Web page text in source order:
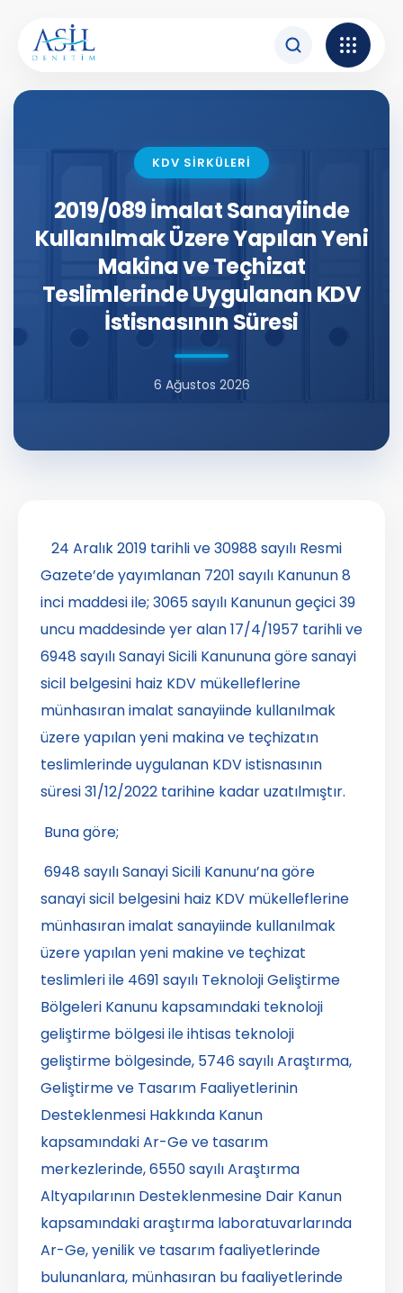
KDV SİRKÜLERİ
2019/089 İmalat Sanayiinde
Kullanılmak Üzere Yapılan Yeni
Makina ve Teçhizat
Teslimlerinde Uygulanan KDV
İstisnasının Süresi
6 Ağustos 2026
24 Aralık 2019 tarihli ve 30988 sayılı Resmi
Gazete’de yayımlanan 7201 sayılı Kanunun 8
inci maddesi ile; 3065 sayılı Kanunun geçici 39
uncu maddesinde yer alan 17/4/1957 tarihli ve
6948 sayılı Sanayi Sicili Kanununa göre sanayi
sicil belgesini haiz KDV mükelleflerine
münhasıran imalat sanayiinde kullanılmak
üzere yapılan yeni makina ve teçhizatın
teslimlerinde uygulanan KDV istisnasının
süresi 31/12/2022 tarihine kadar uzatılmıştır.
Buna göre;
6948 sayılı Sanayi Sicili Kanunu’na göre
sanayi sicil belgesini haiz KDV mükelleflerine
münhasıran imalat sanayiinde kullanılmak
üzere yapılan yeni makine ve teçhizat
teslimleri ile 4691 sayılı Teknoloji Geliştirme
Bölgeleri Kanunu kapsamındaki teknoloji
geliştirme bölgesi ile ihtisas teknoloji
geliştirme bölgesinde, 5746 sayılı Araştırma,
Geliştirme ve Tasarım Faaliyetlerinin
Desteklenmesi Hakkında Kanun
kapsamındaki Ar-Ge ve tasarım
merkezlerinde, 6550 sayılı Araştırma
Altyapılarının Desteklenmesine Dair Kanun
kapsamındaki araştırma laboratuvarlarında
Ar-Ge, yenilik ve tasarım faaliyetlerinde
bulunanlara, münhasıran bu faaliyetlerinde